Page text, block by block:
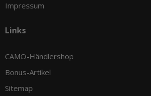
Impressum
Links
CAMO-Händlershop
Bonus-Artikel
Sitemap